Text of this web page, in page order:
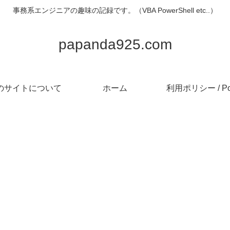
事務系エンジニアの趣味の記録です。（VBA PowerShell etc..）
papanda925.com
サイトについて ホーム 利用ポリシー /